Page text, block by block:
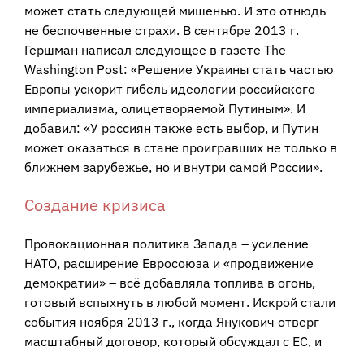
может стать следующей мишенью. И это отнюдь
не беспочвенные страхи. В сентябре 2013 г.
Гершман написал следующее в газете The
Washington Post: «Решение Украины стать частью
Европы ускорит гибель идеологии российского
империализма, олицетворяемой Путиным». И
добавил: «У россиян также есть выбор, и Путин
может оказаться в стане проигравших не только в
ближнем зарубежье, но и внутри самой России».
Создание кризиса
Провокационная политика Запада – усиление
НАТО, расширение Евросоюза и «продвижение
демократии» – всё добавляла топлива в огонь,
готовый вспыхнуть в любой момент. Искрой стали
события ноября 2013 г., когда Янукович отверг
масштабный договор, который обсуждал с ЕС, и